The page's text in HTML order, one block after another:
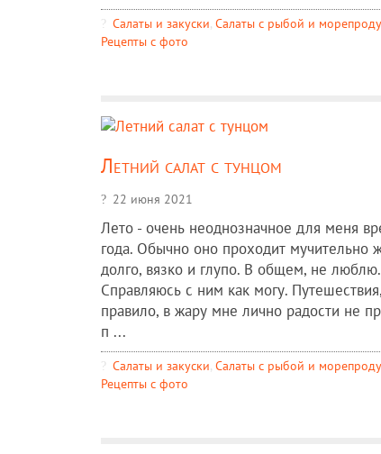
Салаты и закуски, Салаты с рыбой и
Рецепты c фото
Летний салат с тунцом
22 июня 2021
Лето - очень неоднозначное для меня
года. Обычно оно проходит мучительно
долго, вязко и глупо. В общем, не люблю.
Справляюсь с ним как могу.
правило, в жару мне лично радости не
п ...
Салаты и закуски, Салаты с рыбой и
Рецепты c фото